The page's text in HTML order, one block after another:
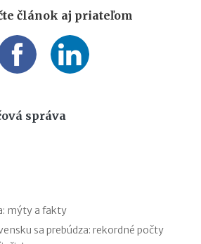
článok aj priateľom
správa
mýty a fakty
sa prebúdza: rekordné počty